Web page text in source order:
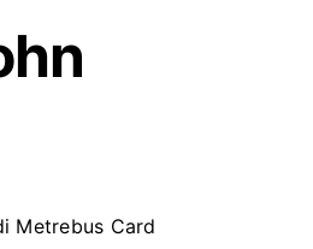
Metrebus Card